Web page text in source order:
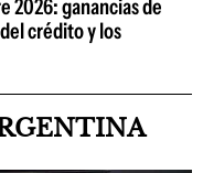
2026: ganancias de
crédito y los